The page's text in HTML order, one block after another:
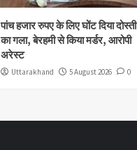
पांच हजार रुपए के लिए घोंट दिया दोस्ती
का गला, बेरहमी से किया मर्डर, आरोपी
अरेस्ट
Uttarakhand 5 August 2026 0